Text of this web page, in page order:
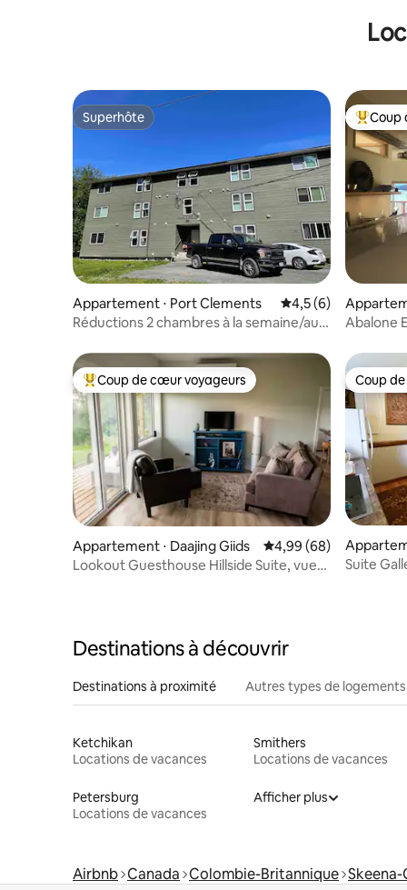
Superhôte
Superhôte
Appartement ⋅ Port Clements Évaluation
4,5 (6)
Réductions 2 chambres à la semaine/au
Coups
Coup
Abalone
Coups de cœur voyageurs les plus appréciés
Coup de cœur voyageurs
Appartement ⋅ Daajing Giids Évaluation moyenne
4,99 (68)
Lookout Guesthouse Hillside Suite, vue
Coup
Coup
Suite
Destinations à découvrir
Destinations à proximité Autres types de logements
Ketchikan
Locations de vacances
Smithers
Locations de vacances
Petersburg
Locations de vacances
Afficher plus
Airbnb Canada Colombie-Britannique